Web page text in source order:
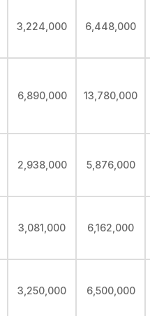
3,224,000 6,448,000
6,890,000 13,780,000
2,938,000 5,876,000
3,081,000 6,162,000
3,250,000 6,500,000